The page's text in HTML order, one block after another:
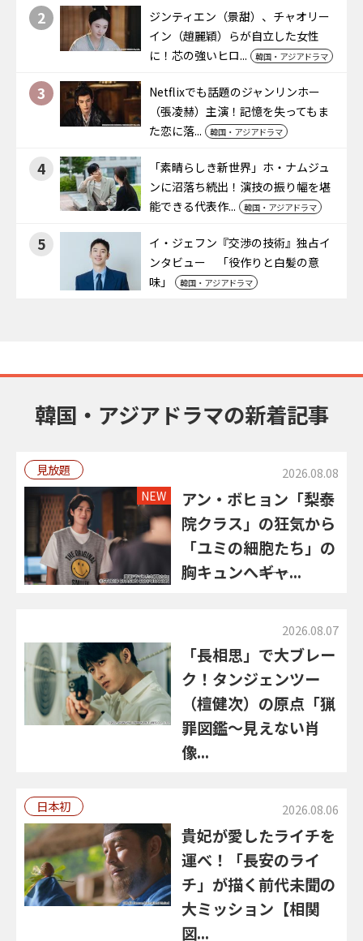
2
ジンティエン（景甜）、チャオリー
イン（趙麗穎）らが自立した女性
に！芯の強いヒロ...
韓国・アジアドラマ
3
Netflixでも話題のジャンリンホー
（張凌赫）主演！記憶を失ってもま
た恋に落...
韓国・アジアドラマ
4
「素晴らしき新世界」ホ・ナムジュ
ンに沼落ち続出！演技の振り幅を堪
能できる代表作...
韓国・アジアドラマ
5
イ・ジェフン『交渉の技術』独占イ
ンタビュー 「役作りと白髪の意
味」
韓国・アジアドラマ
韓国・アジアドラマの新着記事
見放題 2026.08.08
NEW
アン・ボヒョン「梨泰
院クラス」の狂気から
「ユミの細胞たち」の
胸キュンへ――ギャ...
2026.08.07
「長相思」で大ブレー
ク！タンジェンツー
（檀健次）の原点「猟
罪図鑑～見えない肖
像...
日本初 2026.08.06
貴妃が愛したライチを
運べ！「長安のライ
チ」が描く前代未聞の
大ミッション【相関
図...